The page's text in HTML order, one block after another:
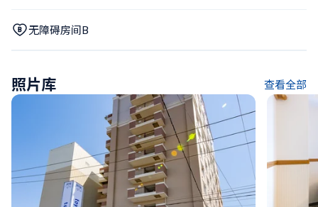
无障碍房间B
照片库 查看全部